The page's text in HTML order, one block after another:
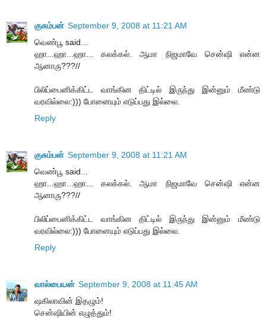
குசும்பன் September 9, 2008 at 11:21 AM
வெண்பூ said...
ஹா...ஹா...ஹா... கலக்கல். ஆமா நிஜமாவே சென்ஷி என்ன
ஆனாரு???//
பிலிப்பைனிக்கிட்ட வாங்கின திட்டில் இருந்து இன்னும் மீண்டு
வரவில்லை:))) போனையும் எடுப்பது இல்லை.
Reply
குசும்பன் September 9, 2008 at 11:21 AM
வெண்பூ said...
ஹா...ஹா...ஹா... கலக்கல். ஆமா நிஜமாவே சென்ஷி என்ன
ஆனாரு???//
பிலிப்பைனிக்கிட்ட வாங்கின திட்டில் இருந்து இன்னும் மீண்டு
வரவில்லை:))) போனையும் எடுப்பது இல்லை.
Reply
வால்பையன் September 9, 2008 at 11:45 AM
ஷகிலாவின் இதழும்!
சென்ஷியின் எழுத்தும்!